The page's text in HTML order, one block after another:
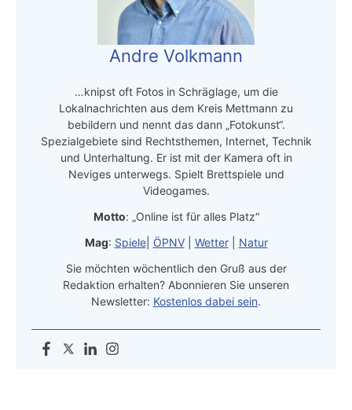
Andre Volkmann
…knipst oft Fotos in Schräglage, um die
Lokalnachrichten aus dem Kreis Mettmann zu
bebildern und nennt das dann „Fotokunst“.
Spezialgebiete sind Rechtsthemen, Internet, Technik
und Unterhaltung. Er ist mit der Kamera oft in
Neviges unterwegs. Spielt Brettspiele und
Videogames.
Motto: „Online ist für alles Platz“
Mag: Spiele| ÖPNV| Wetter| Natur
Sie möchten wöchentlich den Gruß aus der
Redaktion erhalten? Abonnieren Sie unseren
Newsletter: Kostenlos dabei sein.